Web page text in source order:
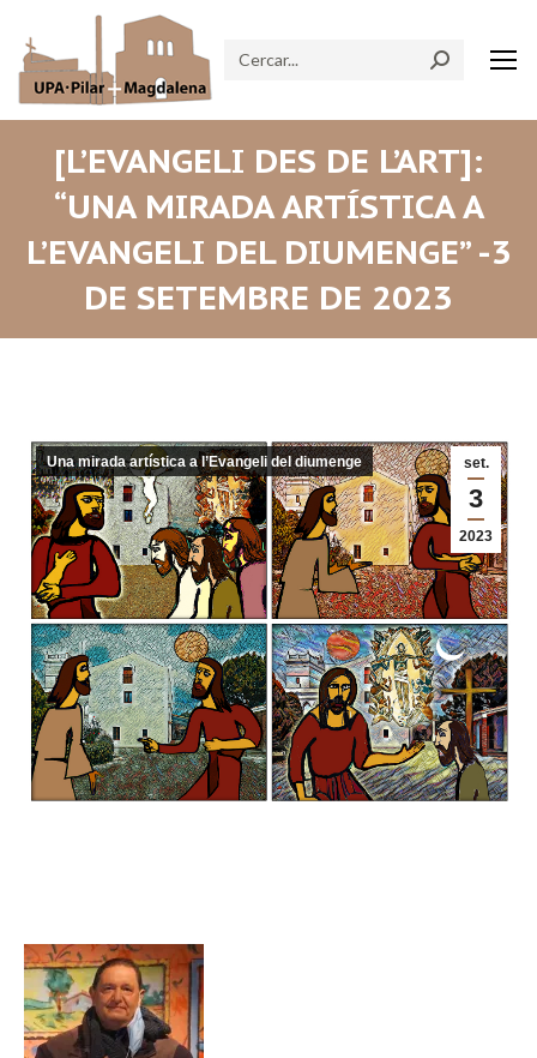
Search:
[L’EVANGELI DES DE L’ART]:
“UNA MIRADA ARTÍSTICA A
L’EVANGELI DEL DIUMENGE” -3
DE SETEMBRE DE 2023
set.
3
2023
Una mirada artística a l’Evangeli del diumenge